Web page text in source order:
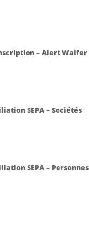
– Alert Walfer
SEPA – Sociétés
SEPA – Personnes